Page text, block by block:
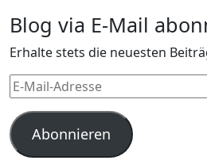
Blog via E-Mail
Erhalte stets die neuesten
E-
Mail-
Adresse
Abonnieren